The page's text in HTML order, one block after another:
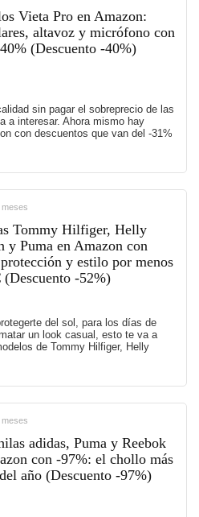
Vieta Pro en Amazon:
altavoz y micrófono con
(Descuento -40%)
sin pagar el sobreprecio de las
a interesar. Ahora mismo hay
con descuentos que van del -31%
meses
Tommy Hilfiger, Helly
y Puma en Amazon con
y estilo por menos
(Descuento -52%)
del sol, para los días de
un look casual, esto te va a
de Tommy Hilfiger, Helly
meses
adidas, Puma y Reebok
con -97%: el chollo más
año (Descuento -97%)